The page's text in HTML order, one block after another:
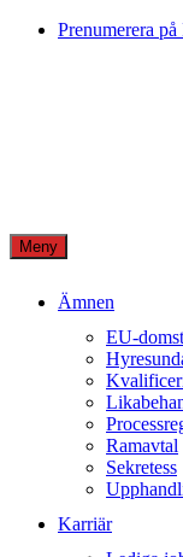
Skip
Prenumerera
Meny
Ämnen
EU-
Ramavtal
Sekretess
Karriär